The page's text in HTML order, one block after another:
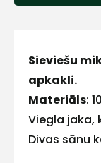
Sieviešu
apkakli.
Materiāls:
Viegla jaka,
Divas sānu